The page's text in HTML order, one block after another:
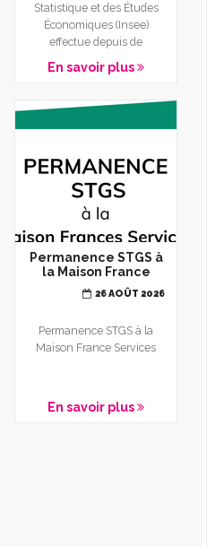
Statistique et des Études
Économiques (Insee)
effectue depuis de
nombreuses années sur
toute...
En savoir plus
Permanence STGS à
la Maison France
Services26 AOÛT 2026
Permanence STGS à la
Maison France Services
En savoir plus